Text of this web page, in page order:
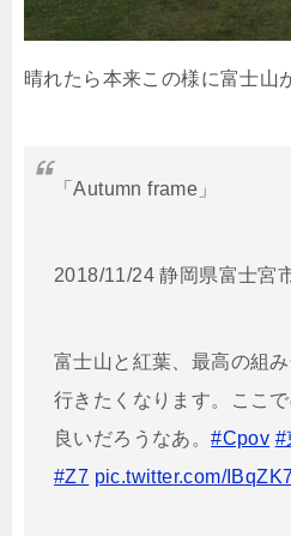
晴れたら本来この様に富士山
「Autumn frame」
2018/11/24 静岡県富士宮
富士山と紅葉、最高の組
行きたくなります。ここ
良いだろうなあ。#Cpov #
#Z7 pic.twitter.com/